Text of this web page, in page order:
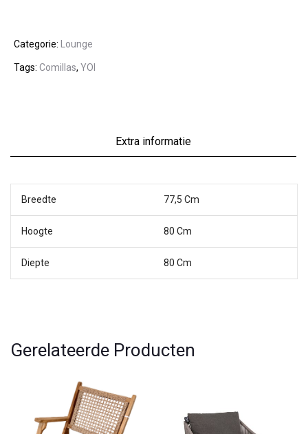
Categorie: Lounge
Tags: Comillas, YOI
Extra informatie
Breedte 77,5 Cm
Hoogte 80 Cm
Diepte 80 Cm
Gerelateerde Producten